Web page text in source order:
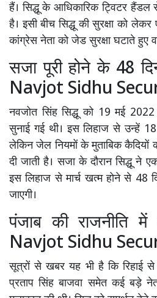
हैं। सिद्धू के आधिकारिक ट्विटर हैंडल
है। इसी बीच सिद्धू की सुरक्षा को
कांग्रेस नेता को जेड सुरक्षा घटाते हुए
सजा पूरी होने के 48
Navjot Sidhu
नवजोत सिंह सिद्धू को 19 मई
सुनाई गई थी। इस लिहाज से उन्हें
लेकिन जेल नियमों के मुताबिक कैदियों
दी जाती है। सजा के दौरान सिद्धू ने
इस लिहाज से मार्च खत्म होने से 48
जाएगी।
पंजाब की राजनीति
Navjot Sidhu
सूत्रों से खबर यह भी है कि रिहाई
प्रताप सिंह बाजवा समेत कई बड़े